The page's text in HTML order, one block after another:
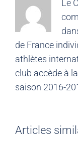
Le
de France
athlètes
club accède à
saison 2016-
Articles